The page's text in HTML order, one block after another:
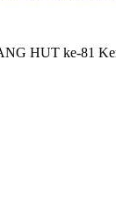
HUT ke-81